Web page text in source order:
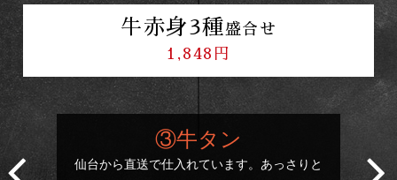
牛赤身3種盛合せ
1,848円
③牛タン
仙台から直送で仕入れています。あっさりと